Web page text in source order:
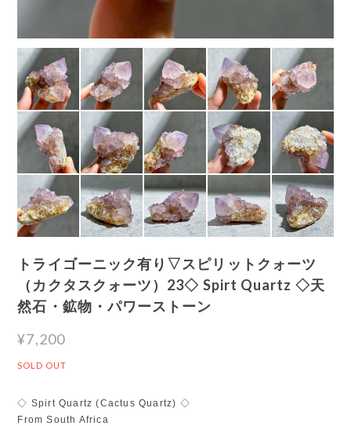
トライゴーニック有り▽スピリットクォーツ
（カクタスクォーツ）23◇ Spirt Quartz ◇天
然石・鉱物・パワーストーン
¥7,200
SOLD OUT
◇ Spirt Quartz (Cactus Quartz) ◇
From South Africa